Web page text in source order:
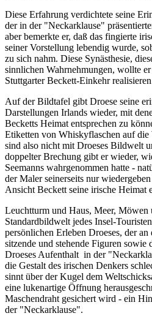
Diese Erfahrung verdichtete seine
der in der "Neckarklause"
aber bemerkte er, daß das fingierte
seiner Vorstellung lebendig wurde,
zu sich nahm. Diese Synästhesie,
sinnlichen Wahrnehmungen, wollte
Stuttgarter Beckett-Einkehr
Auf der Bildtafel gibt Droese seine
Darstellungen Irlands wieder, mit
Becketts Heimat entsprechen zu
Etiketten von Whiskyflaschen auf
sind also nicht mit Droeses Bildwelt
doppelter Brechung gibt er wieder,
Seemanns wahrgenommen hatte -
der Maler seinerseits nur
Ansicht Beckett seine irische Heimat
Leuchtturm und Haus, Meer, Möwen
Standardbildwelt jedes Insel-
persönlichen Erleben Droeses, der
sitzende und stehende Figuren sowie
Droeses Aufenthalt in der
die Gestalt des irischen Denkers
sinnt über der Kugel dem
eine lukenartige Öffnung
Maschendraht gesichert wird - ein
der "Neckarklause".